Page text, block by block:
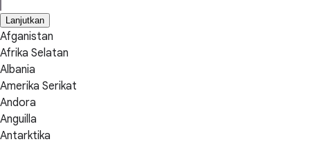
Lanjutkan
Afganistan
Afrika Selatan
Albania
Amerika Serikat
Andora
Anguilla
Antarktika